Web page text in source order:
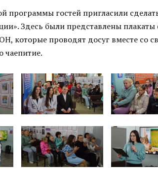
программы гостей пригласили
Здесь были представлены
которые проводят досуг вместе со
чаепитие.